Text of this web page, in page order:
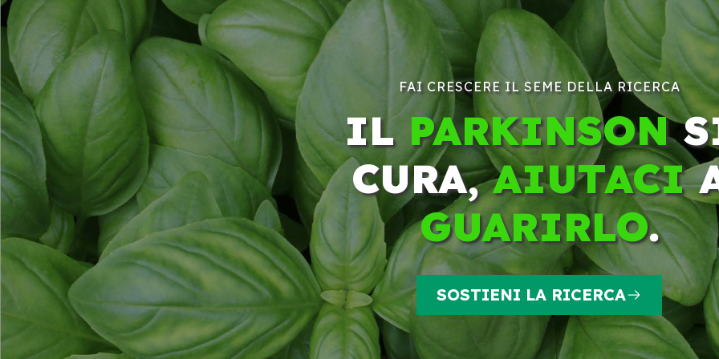
FAI CRESCERE IL SEME DELLA RICERCA
ILPARKINSON
CURA,AIUTACI
GUARIRLO.
SOSTIENI LA RICERCA